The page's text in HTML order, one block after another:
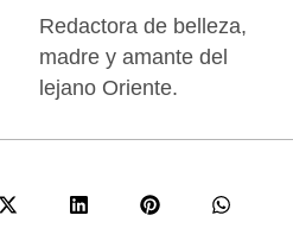
Redactora de belleza,
madre y amante del
lejano Oriente.